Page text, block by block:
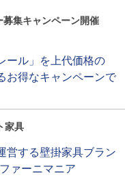
募集キャンペーン開催
ール」を上代価格の
お得なキャンペーンで
家具
営する壁掛家具ブラン
ァーニマニア